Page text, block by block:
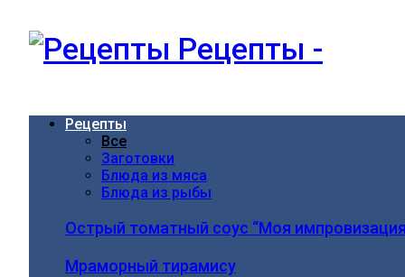
Рецепты -
Рецепты
Все
Заготовки
Блюда из мяса
Блюда из рыбы
Острый томатный соус “Моя
Мраморный тирамису